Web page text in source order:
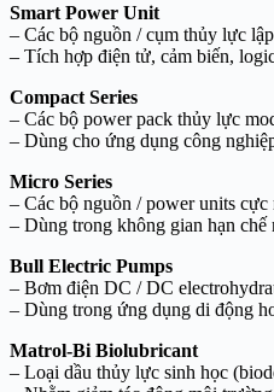
Smart Power Unit
– Các bộ nguồn / cụm thủy lực
– Tích hợp điện tử, cảm biến,
Compact Series
– Các bộ power pack thủy lực
– Dùng cho ứng dụng công
Micro Series
– Các bộ nguồn / power units
– Dùng trong không gian hạn chế
Bull Electric Pumps
– Bơm điện DC / DC
– Dùng trong ứng dụng di động
Matrol-Bi Biolubricant
– Loại dầu thủy lực sinh học